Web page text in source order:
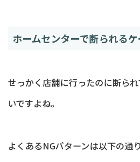
ホームセンターで断られるケ
せっかく店舗に行ったのに断ら
いですよね。
よくあるNGパターンは以下の通り